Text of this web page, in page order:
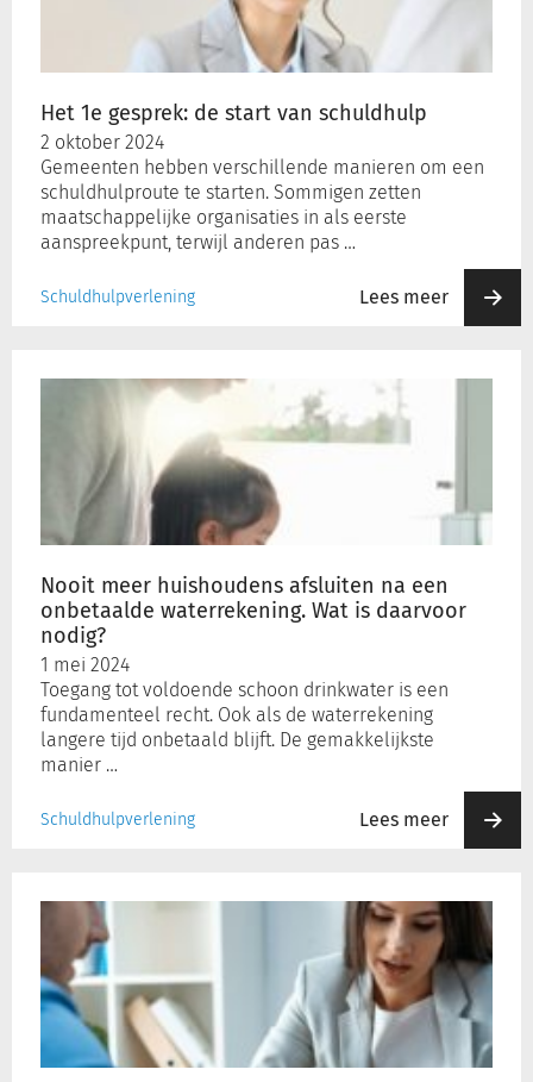
Het 1e gesprek: de start van schuldhulp
2 oktober 2024
Gemeenten hebben verschillende manieren om een
schuldhulproute te starten. Sommigen zetten
maatschappelijke organisaties in als eerste
aanspreekpunt, terwijl anderen pas …
Schuldhulpverlening Lees meer
Nooit meer huishoudens afsluiten na een
onbetaalde waterrekening. Wat is daarvoor
nodig?
1 mei 2024
Toegang tot voldoende schoon drinkwater is een
fundamenteel recht. Ook als de waterrekening
langere tijd onbetaald blijft. De gemakkelijkste
manier …
Schuldhulpverlening Lees meer
onbetaalde
waterrekening.
Wat
daarvoor
nodig?
een
schuldhulpverlener:
het
belang
van